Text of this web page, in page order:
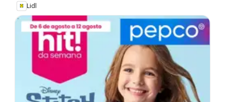
Lidl